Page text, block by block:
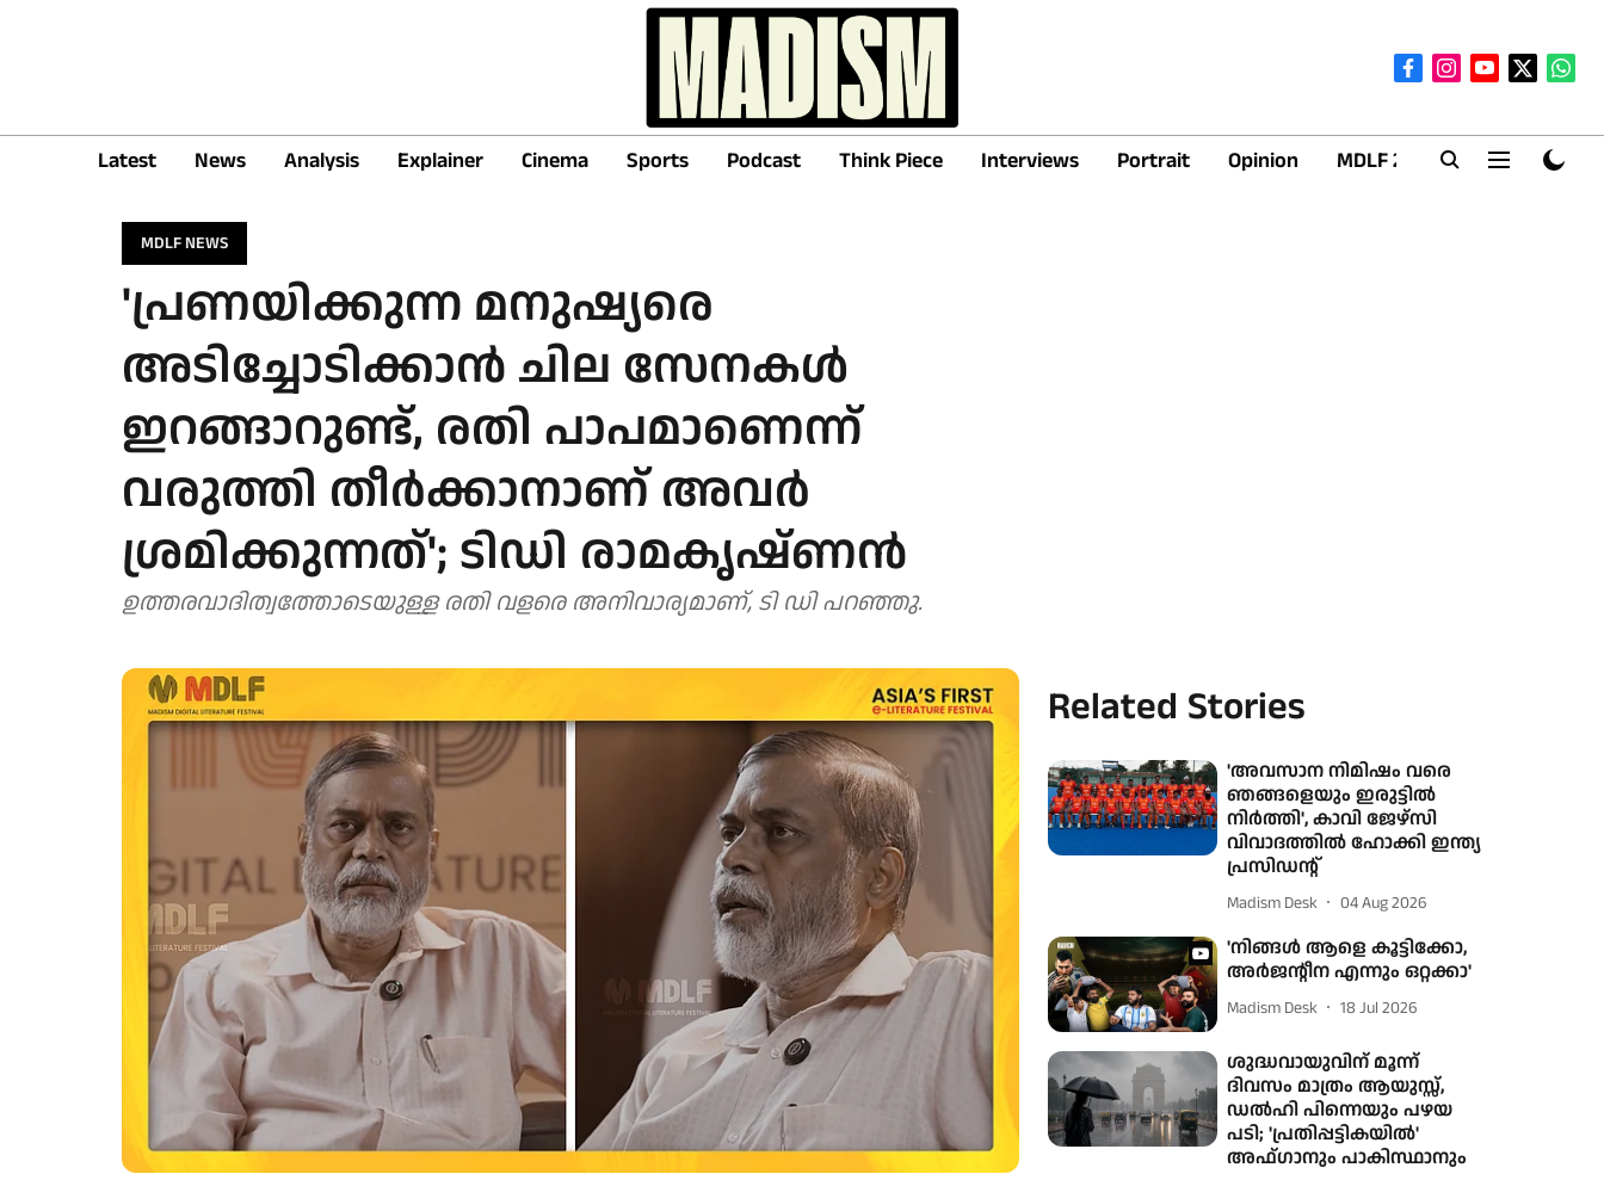
Latest News Analysis Explainer Cinema Sports Podcast Think Piece Interviews Portrait Opinion MDLF 2026
MDLF NEWS
'പ്രണയിക്കുന്ന മനുഷ്യരെ
അടിച്ചോടിക്കാൻ ചില സേനകൾ
ഇറങ്ങാറുണ്ട്, രതി പാപമാണെന്ന്
വരുത്തി തീർക്കാനാണ് അവർ
ശ്രമിക്കുന്നത്'; ടിഡി രാമകൃഷ്ണൻ
ഉത്തരവാദിത്വത്തോടെയുള്ള രതി വളരെ അനിവാര്യമാണ്, ടി ഡി പറഞ്ഞു.
Related Stories
'അവസാന നിമിഷം വരെ
ഞങ്ങളെയും ഇരുട്ടിൽ
നിർത്തി', കാവി ജേഴ്‌സി
വിവാദത്തിൽ ഹോക്കി ഇന്ത്യ
പ്രസിഡന്റ്
Madism Desk 04 Aug 2026
'നിങ്ങൾ ആളെ കൂട്ടിക്കോ,
അർജന്റീന എന്നും ഒറ്റക്കാ'
Madism Desk 18 Jul 2026
ശുദ്ധവായുവിന് മൂന്ന്
ദിവസം മാത്രം ആയുസ്സ്,
ഡൽഹി പിന്നെയും പഴയ
പടി; 'പ്രതിപ്പട്ടികയിൽ'
അഫ്ഗാനും പാകിസ്ഥാനും